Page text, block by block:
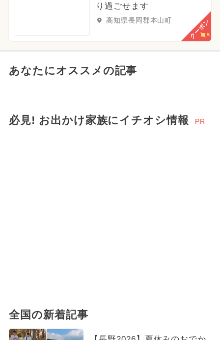
り過ごせます
高知県長岡郡本山町 クーポン
あなたにオススメの記事
必見! お出かけ家族にイチオシ情報 PR
全国の新着記事